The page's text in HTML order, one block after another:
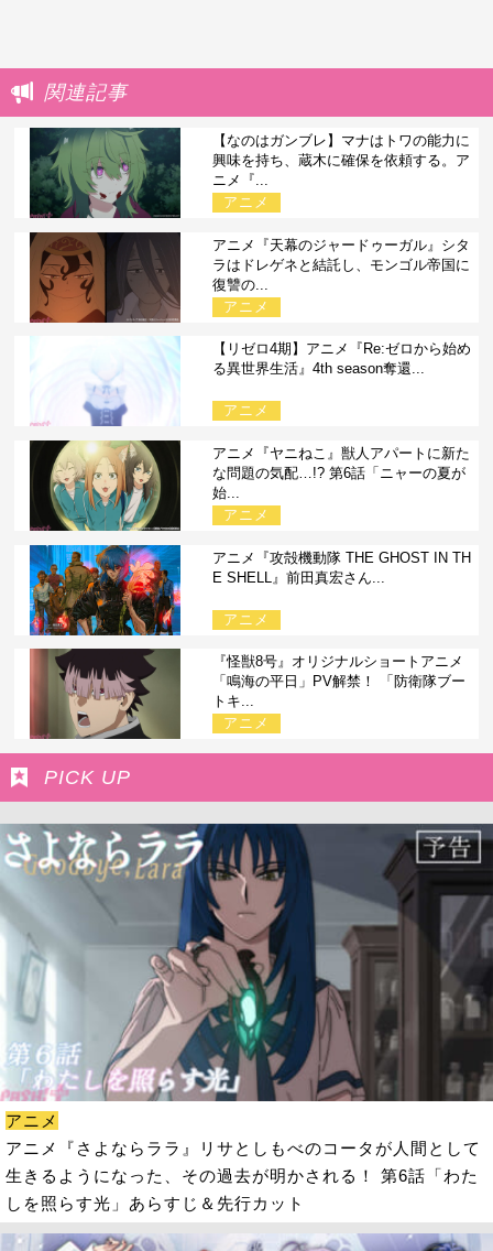
関連記事
【なのはガンブレ】マナはトワの能力に
興味を持ち、蔵木に確保を依頼する。ア
ニメ『...
アニメ
アニメ『天幕のジャードゥーガル』シタ
ラはドレゲネと結託し、モンゴル帝国に
復讐の...
アニメ
【リゼロ4期】アニメ『Re:ゼロから始め
る異世界生活』4th season奪還...
アニメ
アニメ『ヤニねこ』獣人アパートに新た
な問題の気配…!? 第6話「ニャーの夏が
始...
アニメ
アニメ『攻殻機動隊 THE GHOST IN TH
E SHELL』前田真宏さん...
アニメ
『怪獣8号』オリジナルショートアニメ
「鳴海の平日」PV解禁！ 「防衛隊ブー
トキ...
アニメ
PICK UP
アニメ
アニメ『さよならララ』リサとしもべのコータが人間として
生きるようになった、その過去が明かされる！ 第6話「わた
しを照らす光」あらすじ＆先行カット